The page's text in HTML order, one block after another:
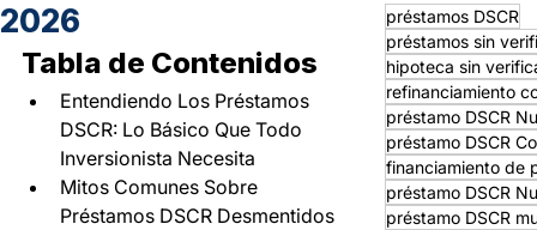
2026
Tabla de Contenidos
Entendiendo Los Préstamos
DSCR: Lo Básico Que Todo
Inversionista Necesita
Mitos Comunes Sobre
Préstamos DSCR Desmentidos
préstamos DSCR
préstamos sin
hipoteca sin
refinanciamiento
préstamo DSCR
préstamo DSCR
financiamiento de
préstamo DSCR
préstamo DSCR